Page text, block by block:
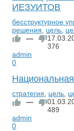
ИЕЗУИТОВ
бесструктурное
решения
цель
—
376
admin
0
стратегия, цель,
—
489
admin
0